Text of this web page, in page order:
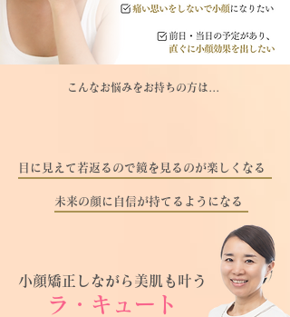
​こんなお悩みをお持ちの方は...
目に見えて若返るので鏡を見るのが楽しくなる
未来の顔に自信が持てるようになる
小顔矯正し ながら美肌 も叶う
ラ・キュート